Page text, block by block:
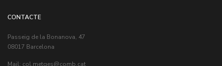
CONTACTE
Passeig de la Bonanova, 47
08017 Barcelona
Mail: col.metges